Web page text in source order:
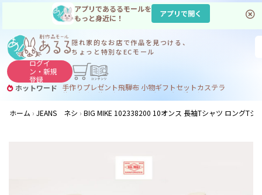
アプリであるるモールを
もっと身近に！
アプリで開く
隠れ家的なお店で作品を見つける、
ちょっと特別なECモール
ログイ
ン・新規
登録
ホットワード 手作りプレゼント飛騨布 小物ギフトセットカステラ
サヌカイト コーヒー
ジンギスカン
ホーム
JEANS ネシ BIG MIKE 102338200 10オンス 長袖Tシャツ ロングTシ